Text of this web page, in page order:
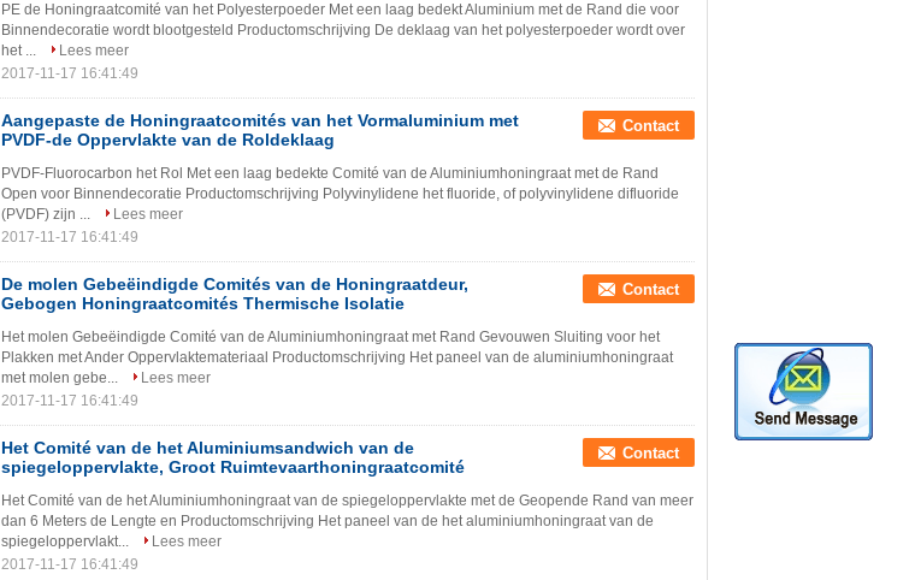
PE de Honingraatcomité van het Polyesterpoeder Met een laag bedekt Aluminium met de Rand die voor
Binnendecoratie wordt blootgesteld Productomschrijving De deklaag van het polyesterpoeder wordt over
het ...
Lees meer
2017-11-17 16:41:49
Aangepaste de Honingraatcomités van het Vormaluminium met
PVDF-de Oppervlakte van de Roldeklaag
Contact
PVDF-Fluorocarbon het Rol Met een laag bedekte Comité van de Aluminiumhoningraat met de Rand
Open voor Binnendecoratie Productomschrijving Polyvinylidene het fluoride, of polyvinylidene difluoride
(PVDF) zijn ...
Lees meer
2017-11-17 16:41:49
De molen Gebeëindigde Comités van de Honingraatdeur,
Gebogen Honingraatcomités Thermische Isolatie
Contact
Het molen Gebeëindigde Comité van de Aluminiumhoningraat met Rand Gevouwen Sluiting voor het
Plakken met Ander Oppervlaktemateriaal Productomschrijving Het paneel van de aluminiumhoningraat
met molen gebe...
Lees meer
2017-11-17 16:41:49
Het Comité van de het Aluminiumsandwich van de
spiegeloppervlakte, Groot Ruimtevaarthoningraatcomité
Contact
Het Comité van de het Aluminiumhoningraat van de spiegeloppervlakte met de Geopende Rand van meer
dan 6 Meters de Lengte en Productomschrijving Het paneel van de het aluminiumhoningraat van de
spiegeloppervlakt...
Lees meer
2017-11-17 16:41:49